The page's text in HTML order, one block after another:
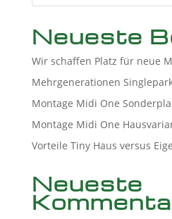
Neueste
Wir schaffen Platz für neue
Mehrgenerationen
Montage Midi One
Montage Midi One
Vorteile Tiny Haus versus
Neueste